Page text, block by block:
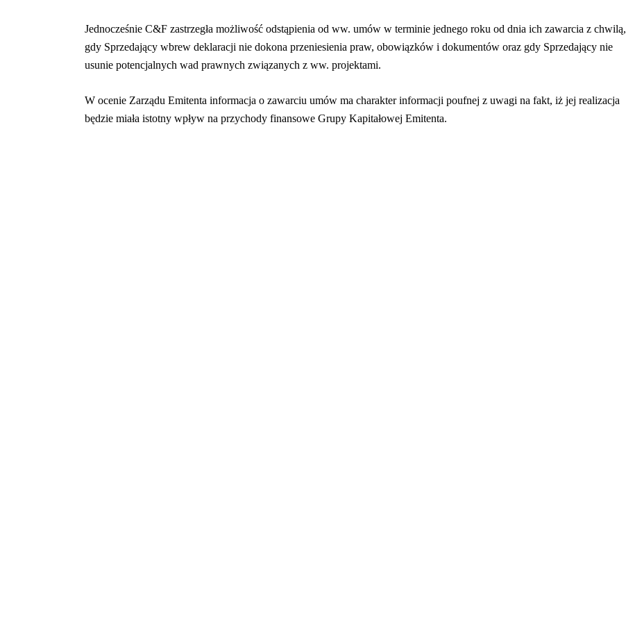
Jednocześnie C&F zastrzegła możliwość odstąpienia od ww. umów w terminie jednego roku od dnia ich zawarcia z chwilą,
gdy Sprzedający wbrew deklaracji nie dokona przeniesienia praw, obowiązków i dokumentów oraz gdy Sprzedający nie
usunie potencjalnych wad prawnych związanych z ww. projektami.
W ocenie Zarządu Emitenta informacja o zawarciu umów ma charakter informacji poufnej z uwagi na fakt, iż jej realizacja
będzie miała istotny wpływ na przychody finansowe Grupy Kapitałowej Emitenta.